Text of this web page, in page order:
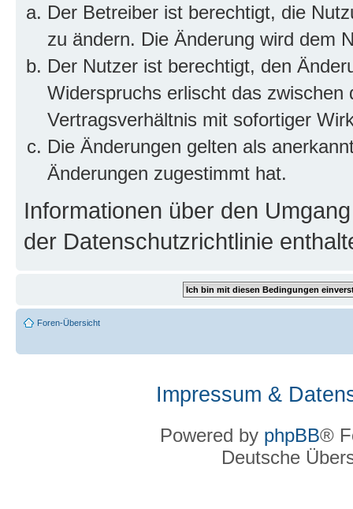
Der Betreiber ist berechtigt, die
zu ändern. Die Änderung wird dem
Der Nutzer ist berechtigt, den
Widerspruchs erlischt das
Vertragsverhältnis mit sofortiger
Die Änderungen gelten als
Änderungen zugestimmt hat.
Informationen über den
der Datenschutzrichtlinie
Foren-Übersicht
Impressum &
Powered by phpBB®
Deutsche